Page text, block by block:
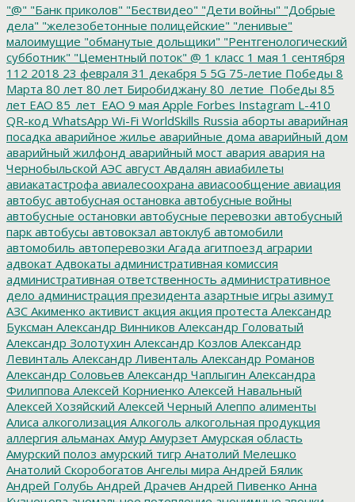
"@" "Банк приколов" "Бествидео" "Дети войны" "Добрые
дела" "железобетонные полицейские" "ленивые"
малоимущие "обманутые дольщики" "Рентгенологический
субботник" "Цементный поток" @ 1 класс 1 мая 1 сентября
112 2018 23 февраля 31 декабря 5 5G 75-летие Победы 8
Марта 80 лет 80 лет Биробиджану 80_летие_Победы 85
лет ЕАО 85_лет_ЕАО 9 мая Apple Forbes Instagram L-410
QR-код WhatsApp Wi-Fi WorldSkills Russia аборты аварийная
посадка аварийное жилье аварийные дома аварийный дом
аварийный жилфонд аварийный мост авария авария на
Чернобыльской АЭС август Авдалян авиабилеты
авиакатастрофа авиалесоохрана авиасообщение авиация
автобус автобусная остановка автобусные войны
автобусные остановки автобусные перевозки автобусный
парк автобусы автовокзал автоклуб автомобили
автомобиль автоперевозки Агада агитпоезд аграрии
адвокат Адвокаты административная комиссия
административная ответственность административное
дело администрация президента азартные игры азимут
АЗС Акименко активист акция акция протеста Александр
Буксман Александр Винников Александр Головатый
Александр Золотухин Александр Козлов Александр
Левинталь Александр Ливенталь Александр Романов
Александр Соловьев Александр Чаплыгин Александра
Филиппова Алексей Корниенко Алексей Навальный
Алексей Хозяйский Алексей Черный Алеппо алименты
Алиса алкоголизация Алкоголь алкогольная продукция
аллергия альманах Амур Амурзет Амурская область
Амурский полоз амурский тигр Анатолий Мелешко
Анатолий Скоробогатов Ангелы мира Андрей Бялик
Андрей Голубь Андрей Драчев Андрей Пивенко Анна